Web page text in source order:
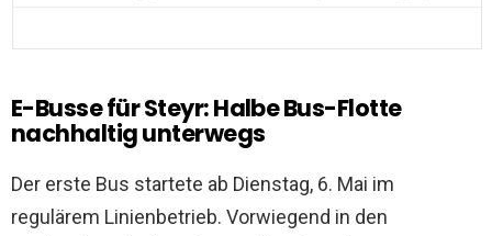
E-Busse für Steyr: Halbe Bus-Flotte
nachhaltig unterwegs
Der erste Bus startete ab Dienstag, 6. Mai im
regulärem Linienbetrieb. Vorwiegend in den